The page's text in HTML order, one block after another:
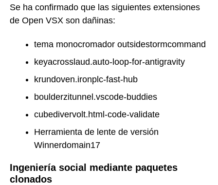
Se ha confirmado que las siguientes extensiones
de Open VSX son dañinas:
tema monocromador outsidestormcommand
keyacrosslaud.auto-loop-for-antigravity
krundoven.ironplc-fast-hub
boulderzitunnel.vscode-buddies
cubedivervolt.html-code-validate
Herramienta de lente de versión
Winnerdomain17
Ingeniería social mediante paquetes
clonados